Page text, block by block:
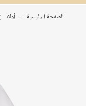
الصفحة الرئيسية أولاد